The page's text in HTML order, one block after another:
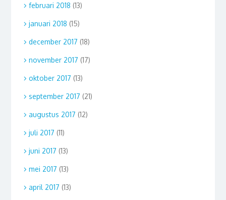
februari 2018 (13)
januari 2018 (15)
december 2017 (18)
november 2017 (17)
oktober 2017 (13)
september 2017 (21)
augustus 2017 (12)
juli 2017 (11)
juni 2017 (13)
mei 2017 (13)
april 2017 (13)